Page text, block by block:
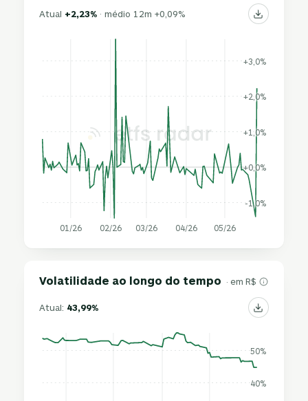
Atual +2,23% · médio 12m +0,09%
-1,0%
+0,0%
+1,0%
+2,0%
+3,0%
01/26 02/26 03/26 04/26 05/26
Volatilidade ao longo do tempo · em R$
Atual: 43,99%
40%
50%